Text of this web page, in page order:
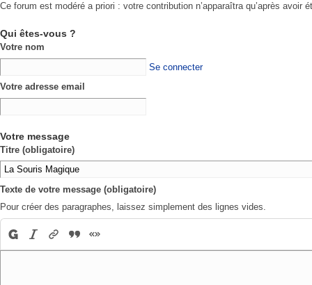
Ce forum est modéré a priori : votre contribution n’apparaîtra qu’après avoir
Qui êtes-vous ?
Votre nom
Se connecter
Votre adresse email
Votre message
Titre (obligatoire)
Texte de votre message (obligatoire)
Pour créer des paragraphes, laissez simplement des lignes vides.